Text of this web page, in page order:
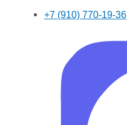
+7 (910) 770-19-36